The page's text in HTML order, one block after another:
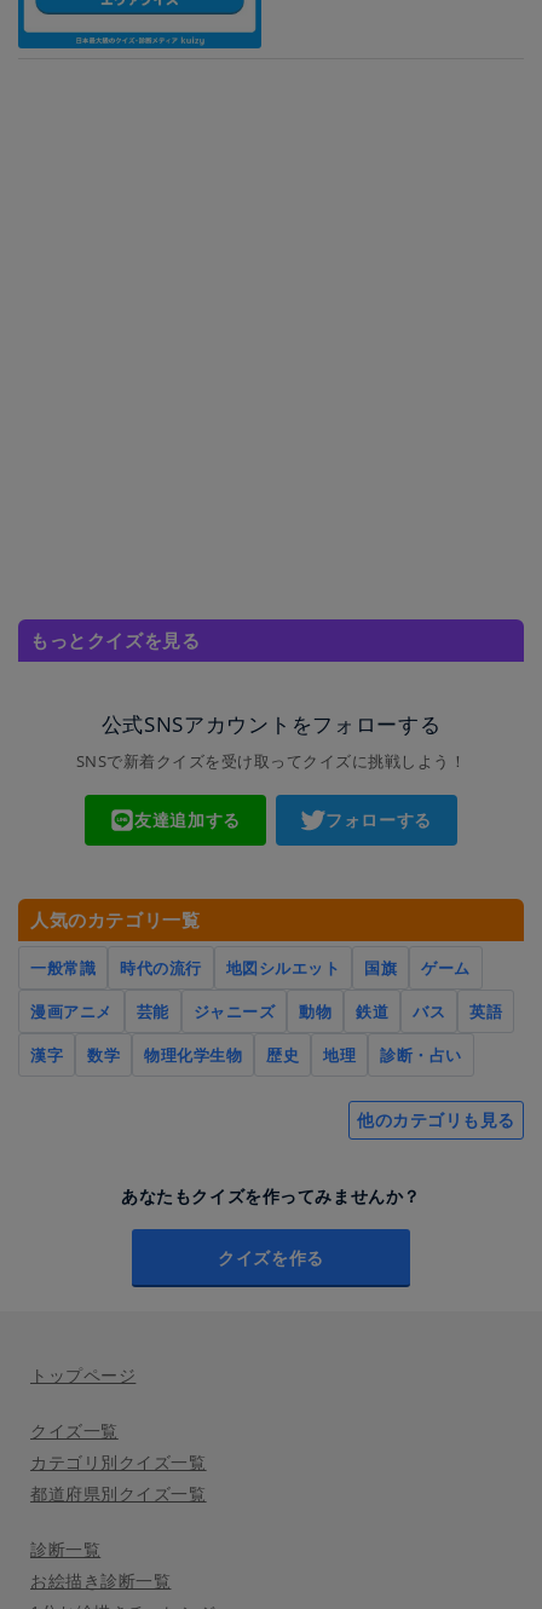
もっとクイズを見る
公式SNSアカウントをフォローする
SNSで新着クイズを受け取ってクイズに挑戦しよう！
友達追加する フォローする
人気のカテゴリ一覧
一般常識 時代の流行 地図シルエット 国旗
ゲーム
漫画アニメ
芸能 ジャニーズ 動物 鉄道 バス
英語
漢字
数学 物理化学生物 歴史 地理 診断・占い
他のカテゴリも見る
あなたもクイズを作ってみませんか？
クイズを作る
トップページ
クイズ一覧
カテゴリ別クイズ一覧
都道府県別クイズ一覧
診断一覧
お絵描き診断一覧